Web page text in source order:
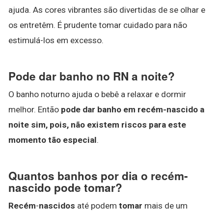
ajuda. As cores vibrantes são divertidas de se olhar e
os entretêm. É prudente tomar cuidado para não
estimulá-los em excesso.
Pode dar banho no RN a noite?
O banho noturno ajuda o bebê a relaxar e dormir
melhor. Então pode dar banho em recém-nascido a
noite sim, pois, não existem riscos para este
momento tão especial.
Quantos banhos por dia o recém-
nascido pode tomar?
Recém-nascidos até podem tomar mais de um